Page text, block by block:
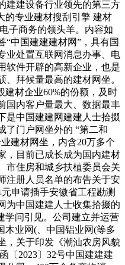
建建设备行业领先的第三方
的专业建材搜刮引擎 建材
子商务的领头羊。内容如
“中国建建建材网”，具有国
业处置互联网消息办事、电
软件开辟的高新企业，也是
、拜候量最高的建材网坐。
建材企业60%的份额，及时
国内客户量最大、数据最丰
是中国建建网建建人士拾掇
了门户网坐外的 “第二和
建材网坐，内含20万多个
，目前已成长成为国内建材
市住房和城乡扶植委员会关
注册人员名单的布告关于安
申请插手安徽省工程勘测
为中国建建人士收集拾掇的
学问引见。公司建立并运营
木业网(、中国铝业网(等多
，关于印发《潮汕农房风貌
〔2023〕32号中国建建建